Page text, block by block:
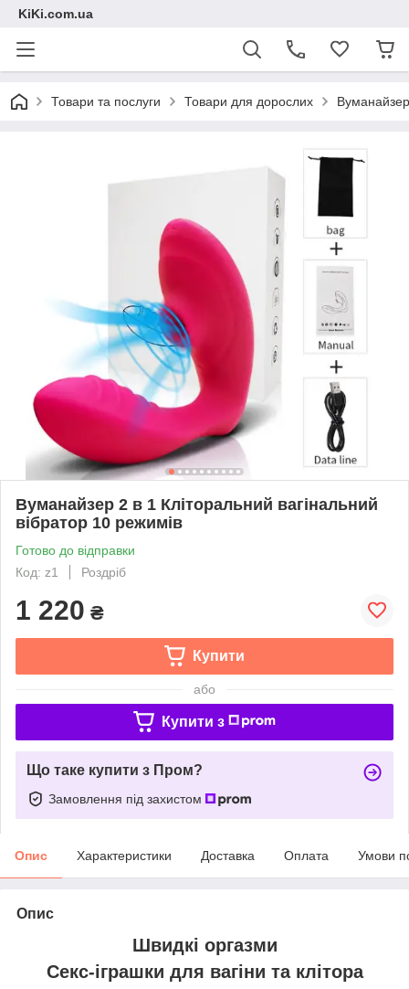
KiKi.com.ua
Товари та послуги Товари для дорослих
Вуманайзер 2 в 1 Кліторальний вагінальний
вібратор 10 режимів
Готово до відправки
Код: z1
Роздріб
1 220 ₴
Купити
або
Купити з
Що таке купити з Пром?
Замовлення під захистом
Опис Характеристики Доставка Оплата Умови
Опис
Швидкі оргазми
Секс-іграшки для вагіни та клітора